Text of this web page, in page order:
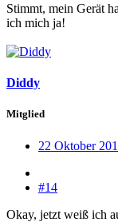
Stimmt, mein Gerät
ich mich ja!
Diddy
Mitglied
22 Oktober
#14
Okay, jetzt weiß ich